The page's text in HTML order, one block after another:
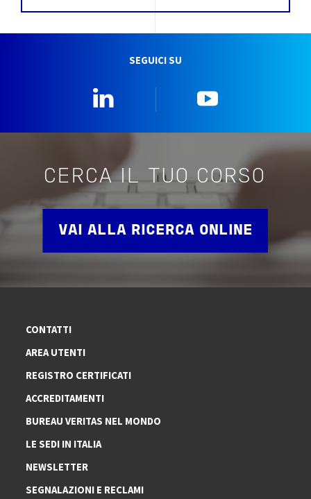
SEGUICI SU
CERCA IL TUO CORSO
VAI ALLA RICERCA ONLINE
CONTATTI
AREA UTENTI
REGISTRO CERTIFICATI
ACCREDITAMENTI
BUREAU VERITAS NEL MONDO
LE SEDI IN ITALIA
NEWSLETTER
SEGNALAZIONI E RECLAMI